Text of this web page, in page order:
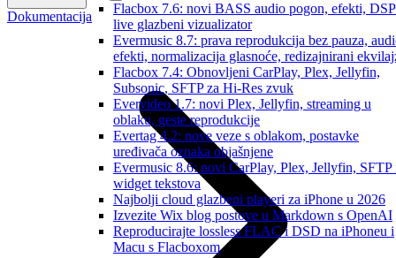
Flacbox 7.6: novi BASS audio pogon, efekti,
live glazbeni vizualizator
Evermusic 8.7: prava reprodukcija bez pauza,
efekti, normalizacija glasnoće, redizajnirani
Flacbox 7.4: Obnovljeni CarPlay, Plex, Jellyfin,
Subsonic, SFTP za Hi-Res zvuk
Evervideo 1.7: novi Plex, Jellyfin, streaming u
oblaku, geste reprodukcije
Evertag 4.2: nove veze s oblakom, postavke
uređivača oznaka objašnjene
Evermusic 8.6: novi CarPlay, Plex, Jellyfin, SFTP
widget tekstova
Najbolji cloud glazbeni playeri za iPhone u 2026
Izvezite Wix blog postove u Markdown s OpenAI
Reproducirajte lossless FLAC i DSD na iPhoneu i
Macu s Flacboxom
Dokumentacija